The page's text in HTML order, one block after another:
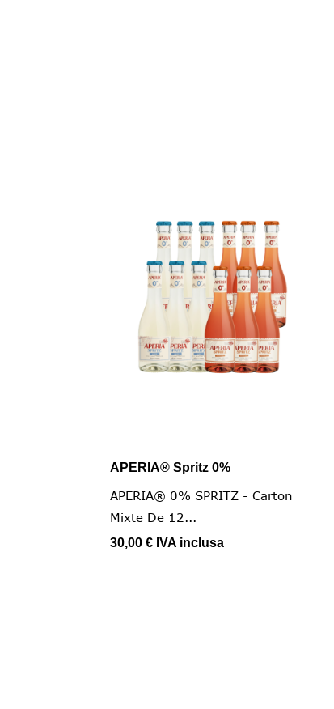
Vista rapida
APERIA® Spritz 0%
APERIA® 0% SPRITZ - Carton
Mixte De 12...
30,00 € IVA inclusa